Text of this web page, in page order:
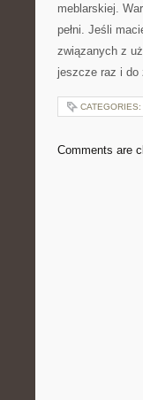
meblarskiej.
pełni.​ Jeśli
związanych z
jeszcze ⁣raz i do⁢
CATEGORIES:
Comments are